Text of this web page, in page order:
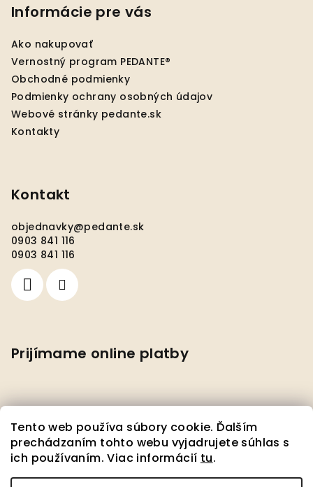
Tento web používa súbory cookie. Ďalším
prechádzaním tohto webu vyjadrujete súhlas s
ich používaním. Viac informácií tu.
Informácie pre vás
Ako nakupovať
Vernostný program PEDANTE®
Obchodné podmienky
Podmienky ochrany osobných údajov
Webové stránky pedante.sk
Kontakty
Kontakt
objednavky@pedante.sk
0903 841 116
0903 841 116
Prijímame online platby
Facebook